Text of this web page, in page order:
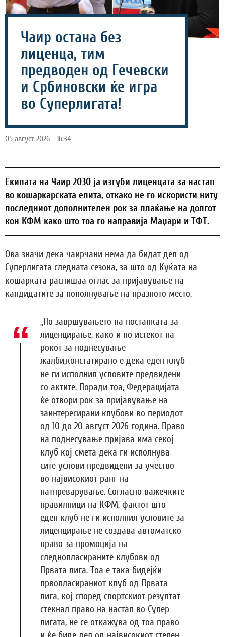
Чаир остана без
лиценца, тим
предводен од Гечевски
и Србиновски ќе игра
во Суперлигата!
05 август 2026 - 16:34
Екипата на Чаир 2030 ја изгуби лиценцата за настап
во кошаркарската елита, откако не го искористи ниту
последниот дополнителен рок за плаќање на долгот
кон КФМ како што тоа го направија Маџари и ТФТ.
Ова значи дека чаирчани нема да бидат дел од
Суперлигата следната сезона, за што од Куќата на
кошарката распишаа оглас за пријавување на
кандидатите за пополнување на празното место.
„По завршувањето на постапката за
лиценцирање, како и по истекот на
рокот за поднесување
жалби,констатирано е дека еден клуб
не ги исполнил условите предвидени
со актите. Поради тоа, Федерацијата
ќе отвори рок за пријавување на
заинтересирани клубови во периодот
од 10 до 20 август 2026 година. Право
на поднесување пријава има секој
клуб кој смета дека ги исполнува
сите услови предвидени за учество
во највисокиот ранг на
натпреварување. Согласно важечките
правилници на КФМ, фактот што
еден клуб не ги исполнил условите за
лиценцирање не создава автоматско
право за промоција на
следнопласираните клубови од
Првата лига. Тоа е така бидејќи
првопласираниот клуб од Првата
лига, кој според спортскиот резултат
стекнал право на настап во Супер
лигата, не се откажува од тоа право